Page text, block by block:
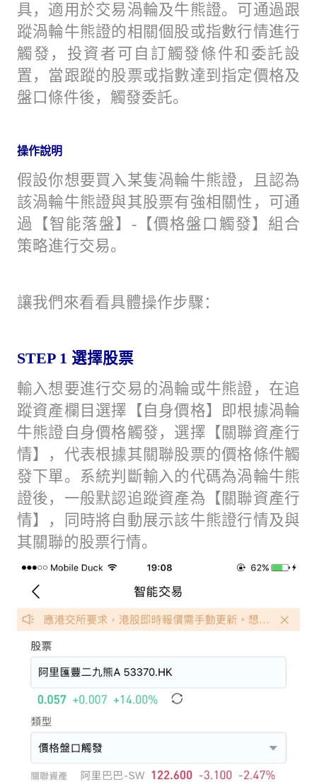
具，適用於交易渦輪及牛熊證。可通過跟
蹤渦輪牛熊證的相關個股或指數行情進行
觸發，投資者可自訂觸發條件和委託設
置，當跟蹤的股票或指數達到指定價格及
盤口條件後，觸發委託。
操作說明
假設你想要買入某隻渦輪牛熊證，且認為
該渦輪牛熊證與其股票有強相關性，可通
過【智能落盤】-【價格盤口觸發】組合
策略進行交易。
讓我們來看看具體操作步驟：
STEP 1 選擇股票
輸入想要進行交易的渦輪或牛熊證，在追
蹤資產欄目選擇【自身價格】即根據渦輪
牛熊證自身價格觸發，選擇【關聯資產行
情】，代表根據其關聯股票的價格條件觸
發下單。系統判斷輸入的代碼為渦輪牛熊
證後，一般默認追蹤資產為【關聯資產行
情】，同時將自動展示該牛熊證行情及與
其關聯的股票行情。